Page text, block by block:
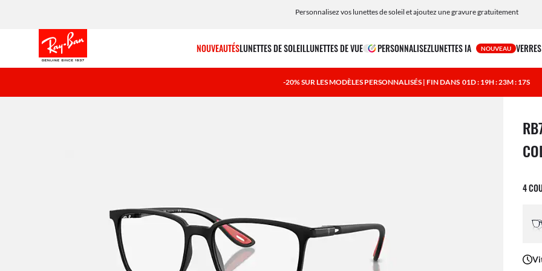
Personnalisez vos lunettes de soleil et ajoutez une gravure gratuitement
Achetez des verres correcteurs en ligne en quelques étapes simples ! Livrés chez vous
NOUVEAUTÉSLUNETTES DE SOLEILLUNETTES DE VUE PERSONNALISEZLUNETTES IA NOUVEAU
-20% SUR LES MODÈLES PERSONNALISÉS | FIN DANS 01D : 19H : 23M : 16S
1
4